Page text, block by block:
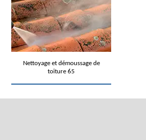
Nettoyage et démoussage de
toiture 65